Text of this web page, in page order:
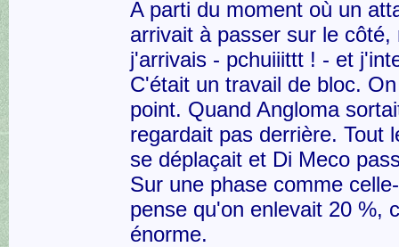
A parti du moment où un
arrivait à passer sur le côté,
j'arrivais - pchuiiittt ! - et
C'était un travail de bloc.
point. Quand Angloma
regardait pas derrière. Tout
se déplaçait et Di Meco
Sur une phase comme
pense qu'on enlevait 20 %,
énorme.